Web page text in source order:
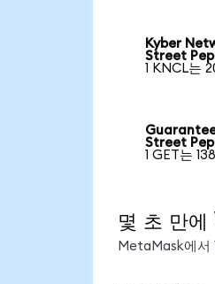
Kyber
Street
1 KNCL는
Street
1 GET는
몇 초 만
MetaMask에서